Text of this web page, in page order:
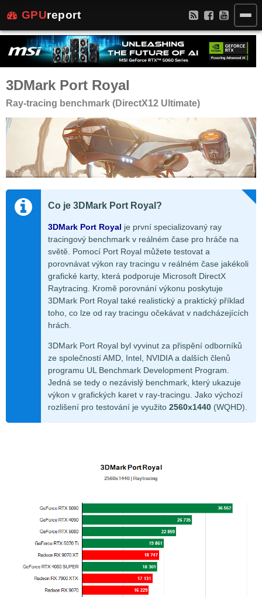
GPUreport
3DMark Port Royal
Ray-tracing benchmark (DirectX12 Ultimate)
Co je 3DMark Port Royal?
3DMark Port Royal je první specializovaný ray
tracingový benchmark v reálném čase pro hráče na
světě. Pomocí Port Royal můžete testovat a
porovnávat výkon ray tracingu v reálném čase jakékoli
grafické karty, která podporuje Microsoft DirectX
Raytracing. Kromě porovnání výkonu poskytuje
3DMark Port Royal také realistický a praktický příklad
toho, co lze od ray tracingu očekávat v nadcházejících
hrách.
3DMark Port Royal byl vyvinut za přispění odborníků
ze společností AMD, Intel, NVIDIA a dalších členů
programu UL Benchmark Development Program.
Jedná se tedy o nezávislý benchmark, který ukazuje
výkon v grafických karet v ray-tracingu. Jako výchozí
rozlišení pro testování je využito 2560x1440 (WQHD).